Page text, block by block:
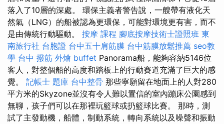
落入了10層的深處。 環保主義者警告說，一艘帶有液化天
然氣（LNG）的船被認為更環保，可能對環境更有害，而不
是由傳統行動驅動。 按摩 課程 腳底按摩技術士證照班 東
南旅行社 台胞證 台中五十肩筋膜 台中筋膜放鬆推薦 seo教
學 台中 撥筋 外燴 buffet Panorama船，能夠容納5146位
客人，對整個船的高度和踏板上的行動賽道充滿了巨大的感
覺。 記帳士 題庫 台中整骨 那些寧願留在地面上的人對280
平方米的Skyzone並沒有令人難以置信的室內蹦床公園感到
無聊，孩子們可以在那裡玩籃球或扔籃球比賽。 那時，測
試了主發動機，船體，制動系統，轉向系統以及噪聲和振動